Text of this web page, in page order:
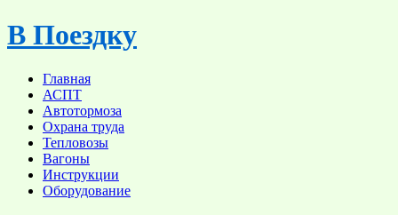
Skip
to
В Поездку
Главная
АСПТ
Автотормоза
Охрана труда
Тепловозы
Вагоны
Инструкции
Оборудование